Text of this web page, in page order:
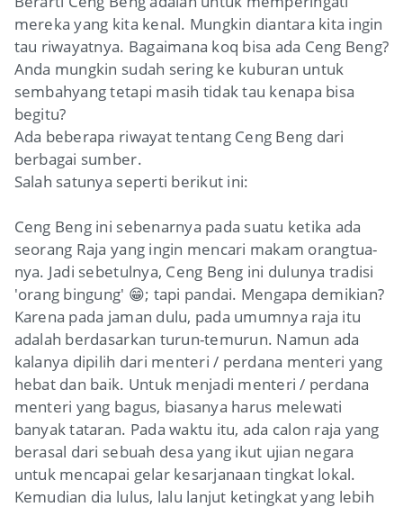
mereka yang kita kenal. Mungkin diantara kita ingin
tau riwayatnya. Bagaimana koq bisa ada Ceng Beng?
Anda mungkin sudah sering ke kuburan untuk
sembahyang tetapi masih tidak tau kenapa bisa
begitu?
Ada beberapa riwayat tentang Ceng Beng dari
berbagai sumber.
Salah satunya seperti berikut ini:
Ceng Beng ini sebenarnya pada suatu ketika ada
seorang Raja yang ingin mencari makam orangtua-
nya. Jadi sebetulnya, Ceng Beng ini dulunya tradisi
'orang bingung' 😁; tapi pandai. Mengapa demikian?
Karena pada jaman dulu, pada umumnya raja itu
adalah berdasarkan turun-temurun. Namun ada
kalanya dipilih dari menteri / perdana menteri yang
hebat dan baik. Untuk menjadi menteri / perdana
menteri yang bagus, biasanya harus melewati
banyak tataran. Pada waktu itu, ada calon raja yang
berasal dari sebuah desa yang ikut ujian negara
untuk mencapai gelar kesarjanaan tingkat lokal.
Kemudian dia lulus, lalu lanjut ketingkat yang lebih